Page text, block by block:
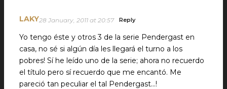
LAKY28 January, 2011 at 20:57 Reply
Yo tengo éste y otros 3 de la serie Pendergast en
casa, no sé si algún día les llegará el turno a los
pobres! Sí he leído uno de la serie; ahora no recuerdo
el título pero sí recuerdo que me encantó. Me
pareció tan peculiar el tal Pendergast…!